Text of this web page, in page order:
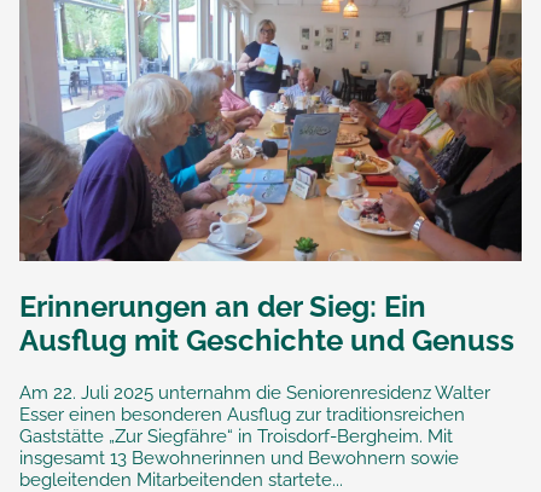
Erinnerungen an der Sieg: Ein
Ausflug mit Geschichte und Genuss
Am 22. Juli 2025 unternahm die Seniorenresidenz Walter
Esser einen besonderen Ausflug zur traditionsreichen
Gaststätte „Zur Siegfähre“ in Troisdorf-Bergheim. Mit
insgesamt 13 Bewohnerinnen und Bewohnern sowie
begleitenden Mitarbeitenden startete...